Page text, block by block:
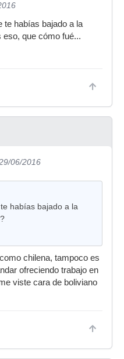
te habías bajado a la
eso, que cómo fué...
06/2016
habías bajado a la
chilena, tampoco es
ofreciendo trabajo en
viste cara de boliviano